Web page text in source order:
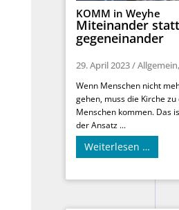
KOMM in Weyhe
Miteinander statt
gegeneinander
29. April 2023/Allgemein,
Wenn Menschen nicht
gehen, muss die Kirche zu
Menschen kommen. Das
der Ansatz ...
Weiterlesen …